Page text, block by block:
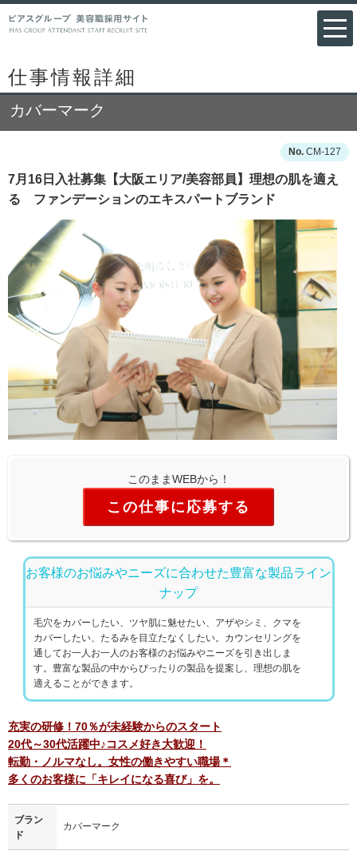
仕事情報詳細
カバーマーク
CM-127
7月16日入社募集【大阪エリア/美容部員】理想の肌を適え
る ファンデーションのエキスパートブランド
このままWEBから！
この仕事に応募する
お客様のお悩みやニーズに合わせた豊富な製品ライン
ナップ
毛穴をカバーしたい、ツヤ肌に魅せたい、アザやシミ、クマを
カバーしたい、たるみを目立たなくしたい。カウンセリングを
通してお一人お一人のお客様のお悩みやニーズを引き出しま
す。豊富な製品の中からぴったりの製品を提案し、理想の肌を
適えることができます。
充実の研修！70％が未経験からのスタート
20代～30代活躍中♪コスメ好き大歓迎！
転勤・ノルマなし。女性の働きやすい職場＊
多くのお客様に「キレイになる喜び」を。
ブラン
ド
カバーマーク